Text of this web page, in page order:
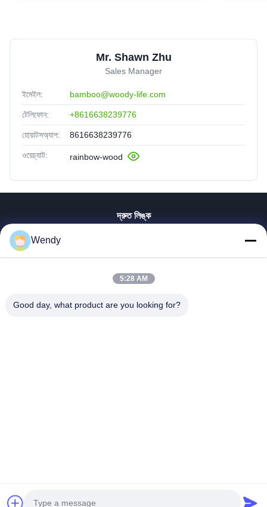
Mr. Shawn Zhu
Sales Manager
ইমেইল: bamboo@woody-life.com
টেলিফোন: +8616638239776
হোয়াটসঅ্যাপ: 8616638239776
ওয়েচ্যাট: rainbow-wood
দ্রুত লিঙ্ক
ভিআর শো
Wendy
5:28 AM
Good day, what product are you looking for?